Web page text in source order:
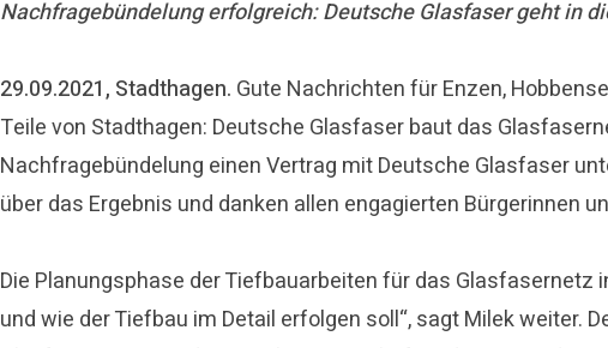
Nachfragebündelung erfolgreich: Deutsche Glasfaser geht in
29.09.2021, Stadthagen. Gute Nachrichten für Enzen,
Teile von Stadthagen: Deutsche Glasfaser baut das
Nachfragebündelung einen Vertrag mit Deutsche Glasfaser
über das Ergebnis und danken allen engagierten Bürgerinnen
Die Planungsphase der Tiefbauarbeiten für das
und wie der Tiefbau im Detail erfolgen soll“, sagt Milek weiter.